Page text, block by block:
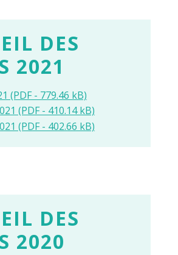
DES
2021
(PDF - 779.46 kB)
(PDF - 410.14 kB)
(PDF - 402.66 kB)
DES
2020